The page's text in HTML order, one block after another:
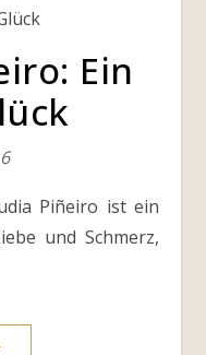
Ein
und Schmerz,